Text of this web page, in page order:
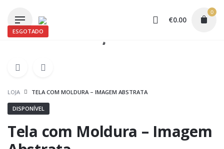
content
€0.00
0
ESGOTADO
LOJA TELA COM MOLDURA – IMAGEM ABSTRATA
DISPONÍVEL
Tela com Moldura – Imagem